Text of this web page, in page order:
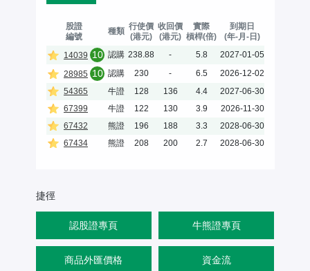
股證
編號
種類 行使價
(港元)
收回價
(港元)
實際
槓桿(倍)
到期日
(年-月-日)
14039 10 認購 238.88 - 5.8
2027-01-05
28985 10 認購 230 - 6.5
2026-12-02
54365
牛證 128 136 4.4
2027-06-30
67399
牛證 122 130 3.9
2026-11-30
67432
熊證 196 188 3.3
2028-06-30
67434
熊證 208 200 2.7 2028-06-30
捷徑
認股證專頁 牛熊證專頁
商品外匯價格 資金流